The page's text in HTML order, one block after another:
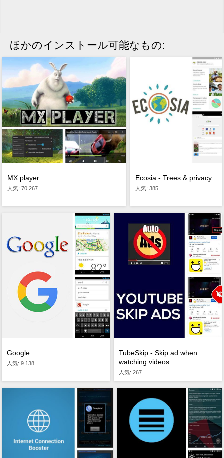
ほかのインストール可能なもの:
MX player
人気: 70 267
Ecosia - Trees & privacy
人気: 385
Google
人気: 9 138
TubeSkip - Skip ad when
watching videos
人気: 267